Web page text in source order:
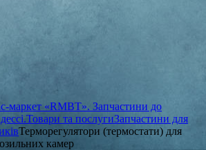
маркет «RMBT». Запчастини до
Товари та послугиЗапчастини для
Терморегулятори (термостати) для
камер